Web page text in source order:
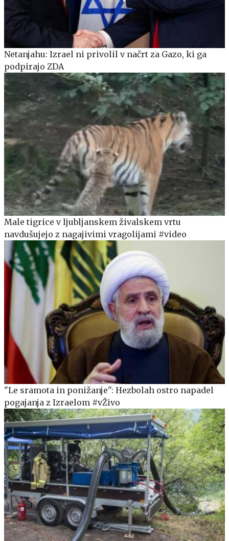
Netanjahu: Izrael ni privolil v načrt za Gazo, ki ga
podpirajo ZDA
Male tigrice v ljubljanskem živalskem vrtu
navdušujejo z nagajivimi vragolijami #video
"Le sramota in ponižanje": Hezbolah ostro napadel
pogajanja z Izraelom #vŽivo